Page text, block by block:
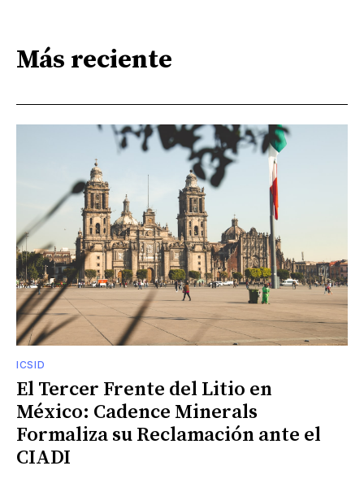
Más reciente
ICSID
El Tercer Frente del Litio en
México: Cadence Minerals
Formaliza su Reclamación ante el
CIADI